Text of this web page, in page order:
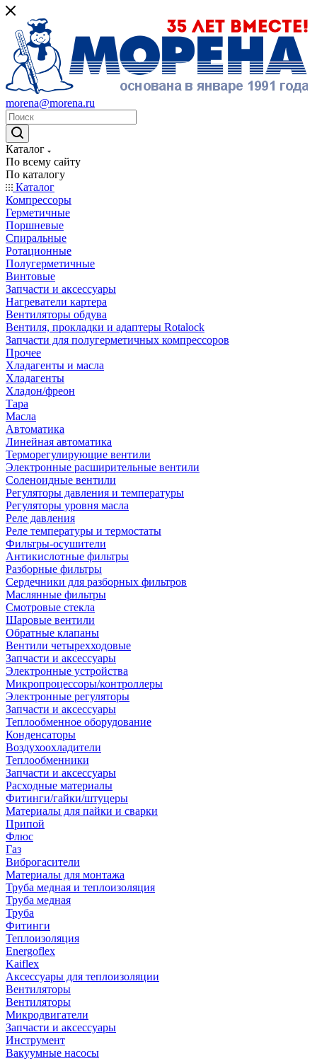
morena@morena.ru
Каталог
По всему сайту
По каталогу
Каталог
Компрессоры
Герметичные
Поршневые
Спиральные
Ротационные
Полугерметичные
Винтовые
Запчасти и аксессуары
Нагреватели картера
Вентиляторы обдува
Вентиля, прокладки и адаптеры Rotalock
Запчасти для полугерметичных компрессоров
Прочее
Хладагенты и масла
Хладагенты
Хладон/фреон
Тара
Масла
Автоматика
Линейная автоматика
Терморегулирующие вентили
Электронные расширительные вентили
Соленоидные вентили
Регуляторы давления и температуры
Регуляторы уровня масла
Реле давления
Реле температуры и термостаты
Фильтры-осушители
Антикислотные фильтры
Разборные фильтры
Сердечники для разборных фильтров
Маслянные фильтры
Смотровые стекла
Шаровые вентили
Обратные клапаны
Вентили четырехходовые
Запчасти и аксессуары
Электронные устройства
Микропроцессоры/контроллеры
Электронные регуляторы
Запчасти и аксессуары
Теплообменное оборудование
Конденсаторы
Воздухоохладители
Теплообменники
Запчасти и аксессуары
Расходные материалы
Фитинги/гайки/штуцеры
Материалы для пайки и сварки
Припой
Флюс
Газ
Виброгасители
Материалы для монтажа
Труба медная и теплоизоляция
Труба медная
Труба
Фитинги
Теплоизоляция
Energoflex
Kaiflex
Аксессуары для теплоизоляции
Вентиляторы
Вентиляторы
Микродвигатели
Запчасти и аксессуары
Инструмент
Вакуумные насосы